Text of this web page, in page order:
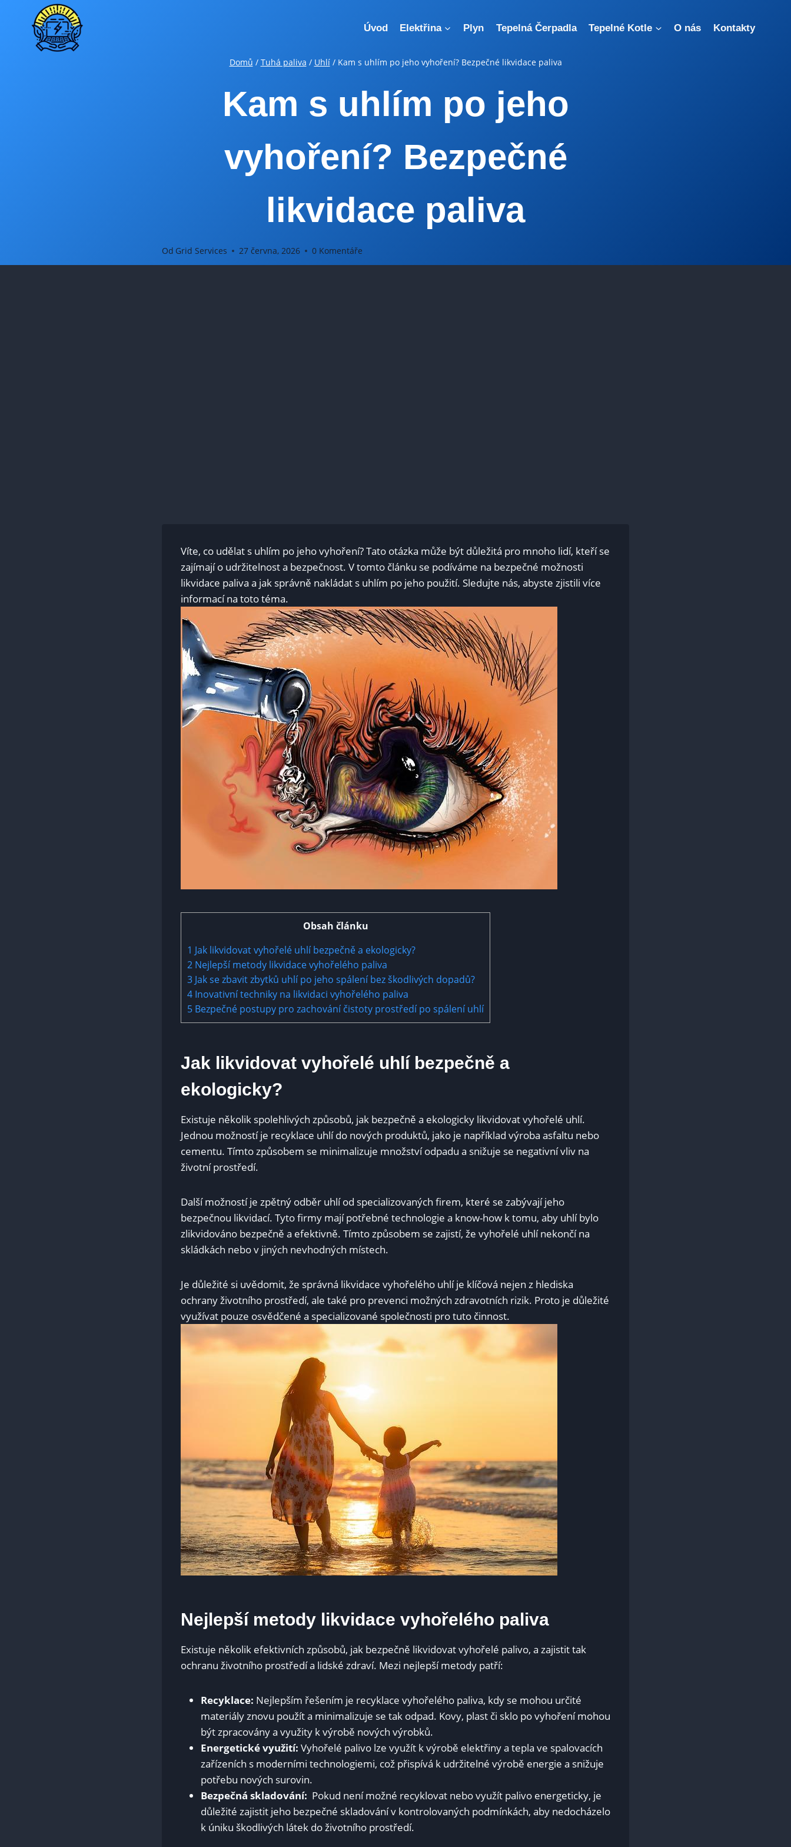
Přeskočit
Úvod Elektřina Plyn Tepelná Čerpadla Tepelné Kotle O nás Kontakty
Domů / Tuhá paliva / Uhlí / Kam s uhlím po jeho vyhoření? Bezpečné likvidace paliva
Kam s uhlím po jeho
vyhoření? Bezpečné
likvidace paliva
Od Grid Services 27 června, 2026 0 Komentáře
Víte, co udělat s uhlím po jeho vyhoření? Tato otázka může být důležitá pro mnoho lidí, kteří se
zajímají o udržitelnost a bezpečnost. V​ tomto článku⁣ se podíváme na bezpečné možnosti
likvidace paliva a jak správně⁤ nakládat s uhlím po jeho ⁢použití. Sledujte⁢ nás, abyste zjistili více
informací na toto⁢ téma.
Obsah článku
1 Jak likvidovat ⁤vyhořelé uhlí bezpečně a ekologicky?
2 Nejlepší metody likvidace vyhořelého⁣ paliva
3 Jak se zbavit zbytků uhlí po jeho spálení bez škodlivých dopadů?
4 Inovativní techniky na likvidaci vyhořelého paliva
5 Bezpečné postupy pro zachování čistoty prostředí po spálení uhlí
Jak likvidovat ⁤vyhořelé uhlí bezpečně a
ekologicky?
Existuje několik spolehlivých způsobů,​ jak bezpečně ⁢a ekologicky likvidovat ​vyhořelé uhlí.⁤
Jednou⁣ možností je recyklace uhlí do nových produktů, jako je ⁢například výroba⁤ asfaltu nebo
cementu. Tímto způsobem se minimalizuje množství odpadu a snižuje se negativní vliv na
životní prostředí.
Další možností je zpětný odběr uhlí‌ od specializovaných firem, které se zabývají jeho
bezpečnou likvidací. Tyto firmy mají potřebné technologie a know-how k tomu, aby uhlí bylo
zlikvidováno bezpečně a efektivně. Tímto způsobem se zajistí, že vyhořelé uhlí nekončí na⁤
skládkách nebo v jiných nevhodných místech.
Je důležité si uvědomit, že správná‍ likvidace vyhořelého uhlí je klíčová nejen z hlediska
⁣ochrany životního prostředí, ale také pro prevenci možných zdravotních rizik. Proto je důležité
využívat pouze⁢ osvědčené a specializované společnosti pro tuto činnost.
Nejlepší metody likvidace vyhořelého⁣ paliva
Existuje ⁤několik efektivních způsobů, jak bezpečně likvidovat vyhořelé palivo, a ​zajistit tak
ochranu životního prostředí a lidské zdraví. Mezi nejlepší metody patří:
Recyklace: Nejlepším řešením je recyklace ⁤vyhořelého paliva, kdy se ‍mohou určité
materiály znovu použít a minimalizuje se tak odpad. Kovy, plast či sklo po vyhoření mohou‌
být zpracovány​ a využity ⁣k výrobě nových výrobků.
Energetické využití: Vyhořelé palivo lze využít k ⁤výrobě⁤ elektřiny a ⁤tepla ve spalovacích
zařízeních s moderními ​technologiemi, ⁢což přispívá k udržitelné⁣ výrobě⁢ energie a snižuje
potřebu nových ⁣surovin.
Bezpečná skladování: ‍ Pokud není možné recyklovat nebo využít palivo energeticky, je‍
důležité zajistit jeho bezpečné skladování v kontrolovaných podmínkách, ​aby nedocházelo
k úniku škodlivých látek do životního ​prostředí.